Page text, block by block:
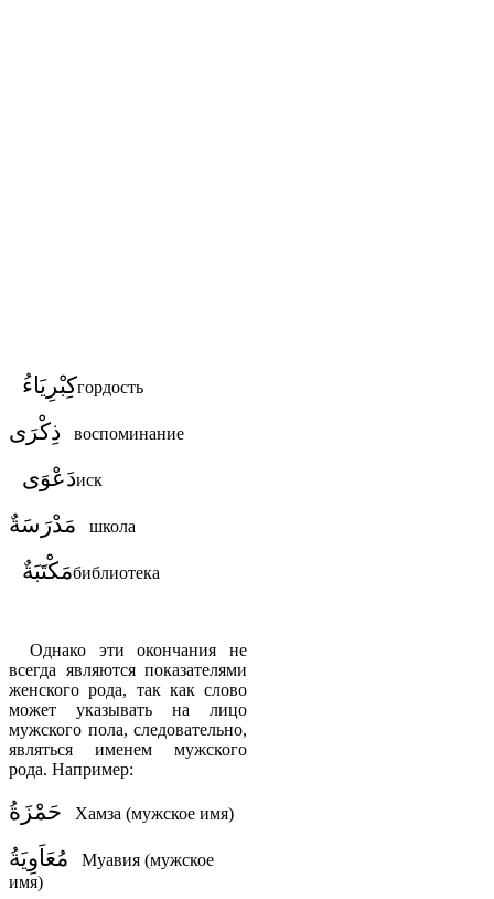
كِبْرِيَاءُгордость
ذِكْرَى воспоминание
دَعْوَىиск
مَدْرَسَةٌ школа
مَكْتَبَةٌбиблиотека
Однако эти окончания не
всегда являются показателями
женского рода, так как слово
может указывать на лицо
мужского пола, следовательно,
являться именем мужского
рода. Например:
حَمْزَةُ Хамза (мужское имя)
مُعَاَوِيَةُ
Муавия (мужское
имя)